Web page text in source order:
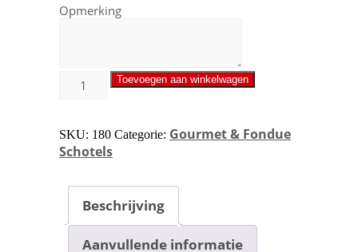
Opmerking
Toevoegen aan winkelwagen
SKU: 180 Categorie: Gourmet & Fondue
Schotels
Beschrijving
Aanvullende informatie